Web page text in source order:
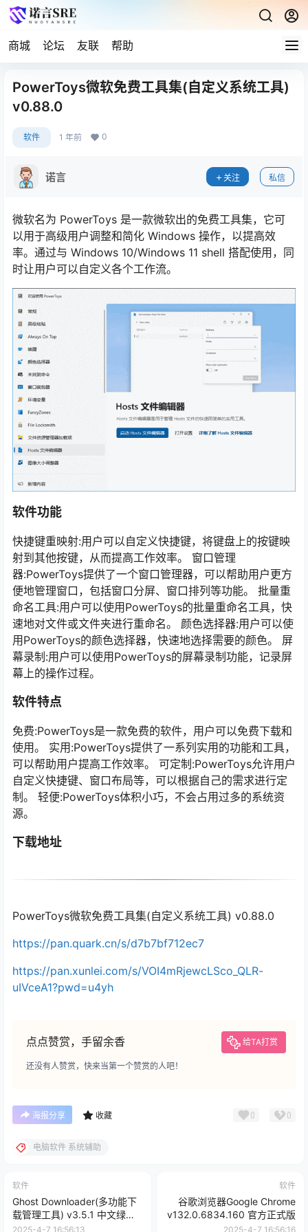
商城 论坛 友联 帮助
PowerToys微软免费工具集(自定义系统工具)
v0.88.0
软件 1 年前 0
诺言 关注 私信
微软名为 PowerToys 是一款微软出的免费工具集，它可
以用于高级用户调整和简化 Windows 操作，以提高效
率。通过与 Windows 10/Windows 11 shell 搭配使用，同
时让用户可以自定义各个工作流。
软件功能
快捷键重映射:用户可以自定义快捷键，将键盘上的按键映
射到其他按键，从而提高工作效率。 窗口管理
器:PowerToys提供了一个窗口管理器，可以帮助用户更方
便地管理窗口，包括窗口分屏、窗口排列等功能。 批量重
命名工具:用户可以使用PowerToys的批量重命名工具，快
速地对文件或文件夹进行重命名。 颜色选择器:用户可以使
用PowerToys的颜色选择器，快速地选择需要的颜色。 屏
幕录制:用户可以使用PowerToys的屏幕录制功能，记录屏
幕上的操作过程。
软件特点
免费:PowerToys是一款免费的软件，用户可以免费下载和
使用。 实用:PowerToys提供了一系列实用的功能和工具，
可以帮助用户提高工作效率。 可定制:PowerToys允许用户
自定义快捷键、窗口布局等，可以根据自己的需求进行定
制。 轻便:PowerToys体积小巧，不会占用过多的系统资
源。
下载地址
PowerToys微软免费工具集(自定义系统工具) v0.88.0
https://pan.quark.cn/s/d7b7bf712ec7
https://pan.xunlei.com/s/VOI4mRjewcLSco_QLR-
uIVceA1?pwd=u4yh
点点赞赏，手留余香 给TA打赏
还没有人赞赏，快来当第一个赞赏的人吧！
海报分享 收藏 0 0
电脑软件 系统辅助
软件
Ghost Downloader(多功能下
载管理工具) v3.5.1 中文绿色
版
2025-4-7 16:56:13
软件
谷歌浏览器Google Chrome
v132.0.6834.160 官方正式版
2025-4-7 16:56:16